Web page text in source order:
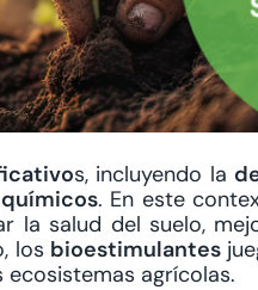
s, incluyendo la
químicos. En este
la salud del suelo,
los bioestimulantes
ecosistemas agrícolas.